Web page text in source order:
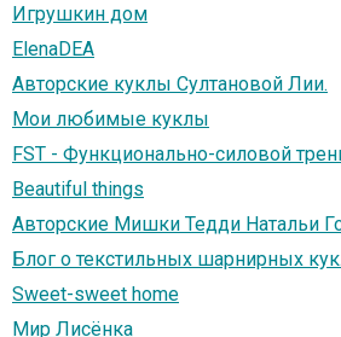
Игрушкин дом
ЕlenaDEA
Авторские куклы Султановой Лии.
Мои любимые куклы
FST - Функционально-силовой
Beautiful things
Авторские Мишки Тедди Натальи
Блог о текстильных шарнирных
Sweet-sweet home
Мир Лисёнка